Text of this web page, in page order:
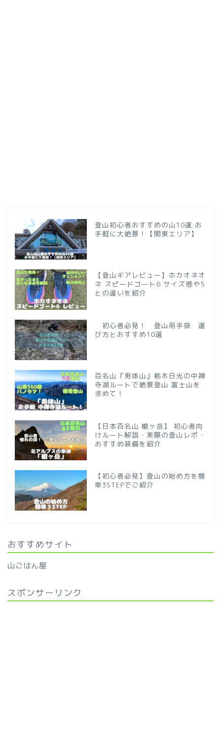
登山初心者おすすめの山10選 お
手軽に大絶景！【関東エリア】
【登山ギアレビュー】ホカオネオ
ネ スピードゴート6 サイズ感や5
との違いを紹介
初心者必見！ 登山用手袋 選
び方とおすすめ10選
百名山『男体山』栃木日光の中禅
寺湖ルートで絶景登山 富士山を
求めて！
【日本百名山 槍ヶ岳】 初心者向
けルート解説・実際の登山レポ・
おすすめ装備を紹介
【初心者必見】登山の始め方を簡
単3STEPでご紹介
おすすめサイト
山ごはん屋
スポンサーリンク